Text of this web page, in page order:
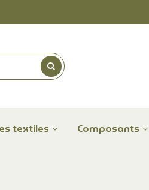
textiles Composants